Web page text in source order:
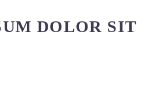
DOLOR SIT